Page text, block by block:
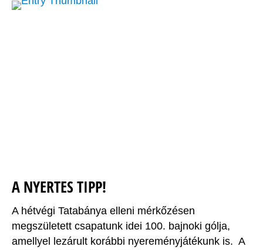
A NYERTES TIPP!
A hétvégi Tatabánya elleni mérkőzésen
megszületett csapatunk idei 100. bajnoki gólja,
amellyel lezárult korábbi nyereményjátékunk is. A